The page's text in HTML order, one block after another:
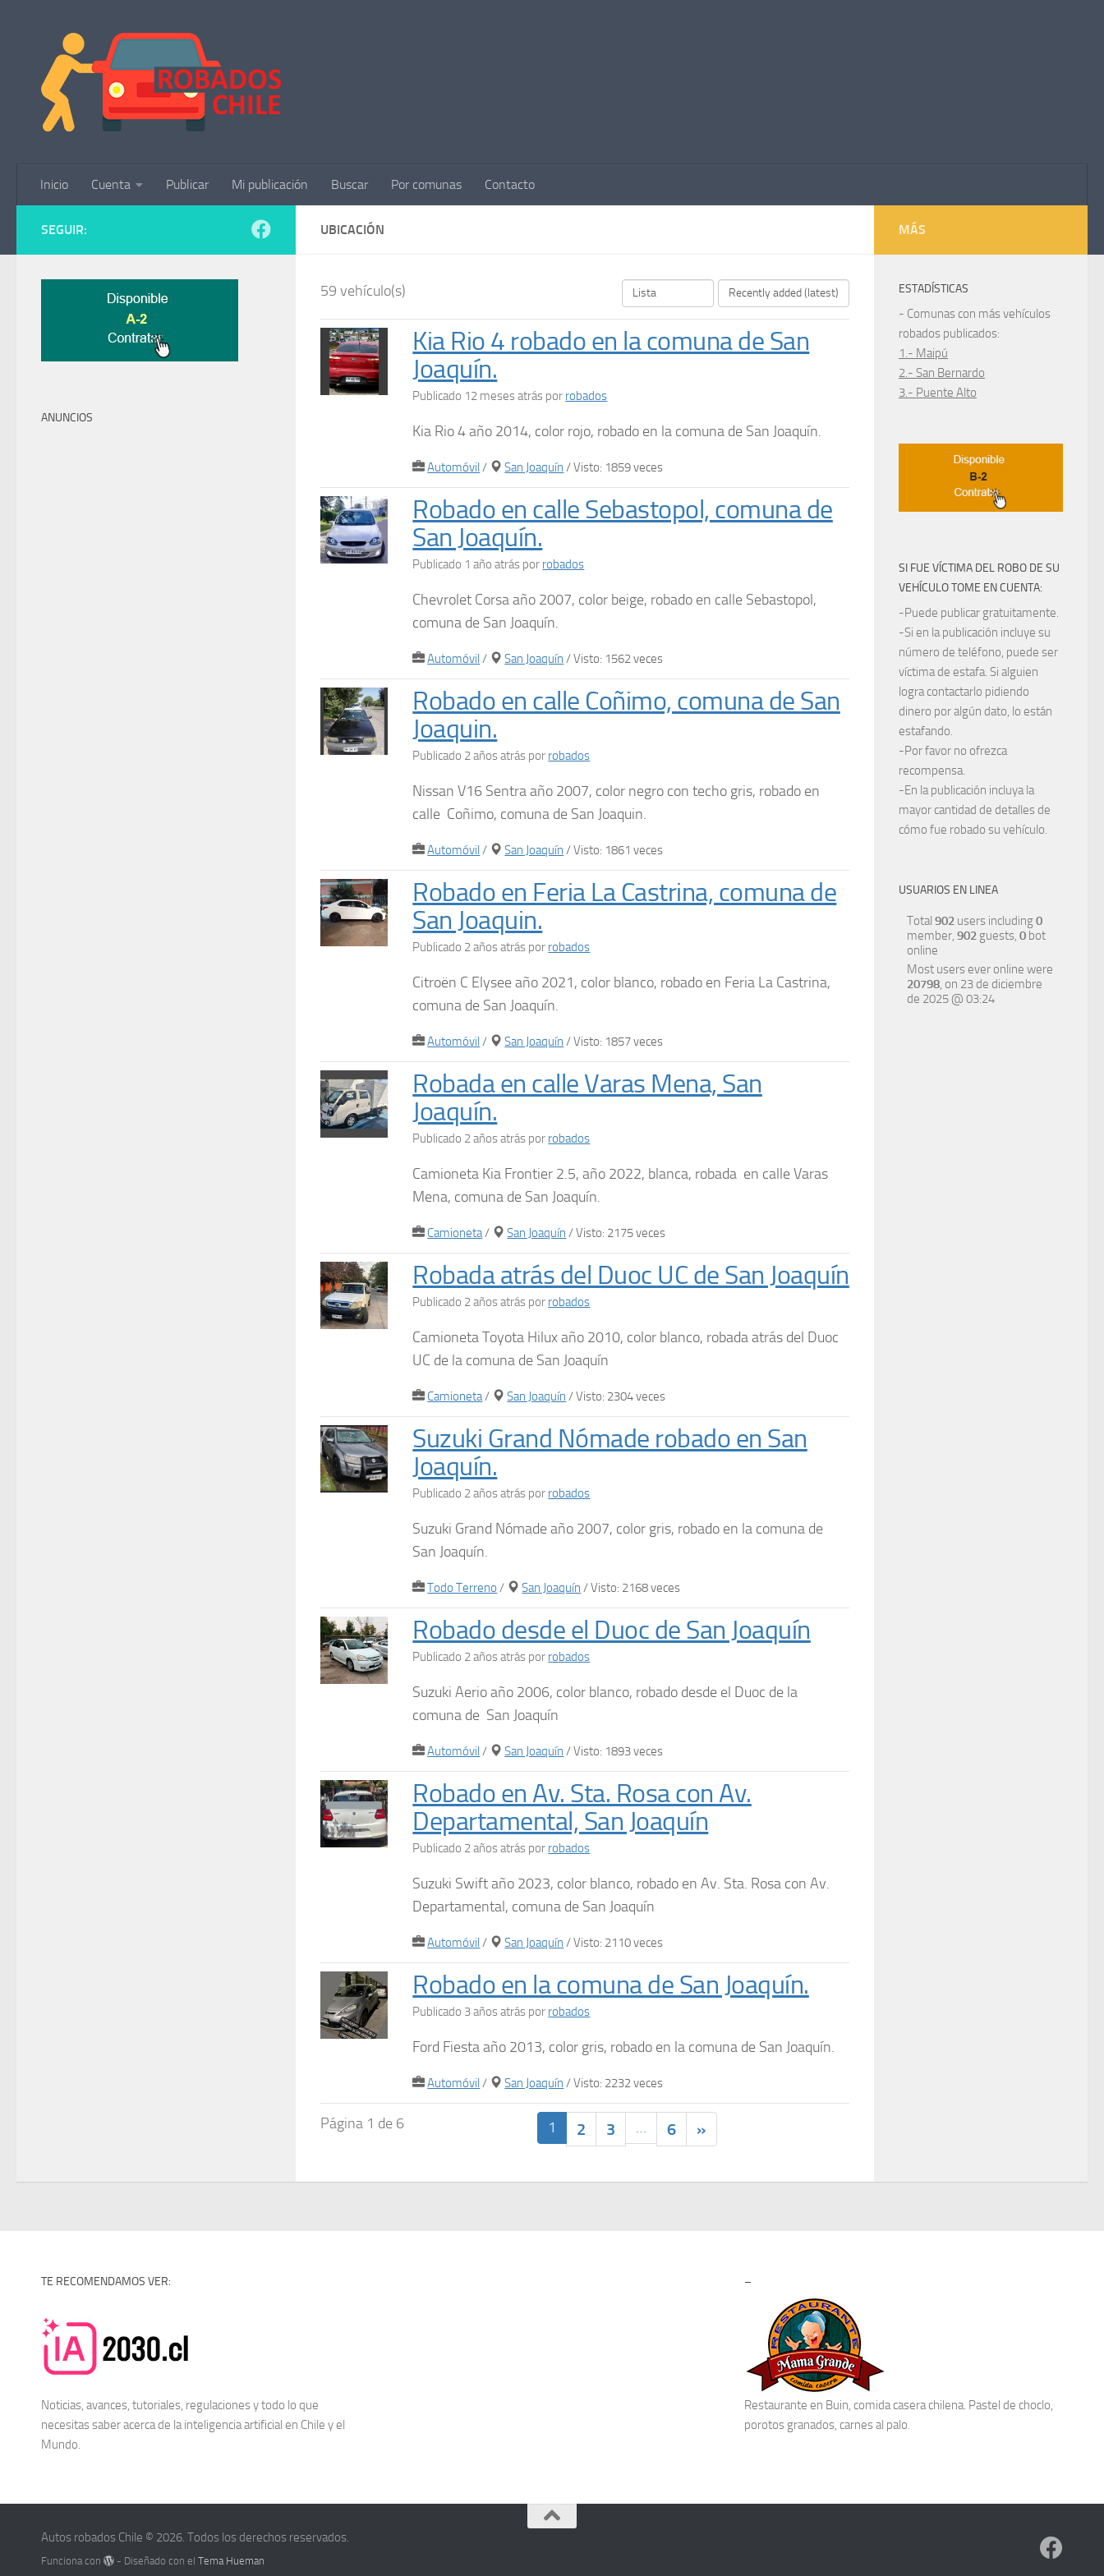
Inicio Cuenta Publicar Mi publicación Buscar Por comunas Contacto
UBICACIÓN
59 vehículo(s)
Kia Rio 4 robado en la comuna de San
Joaquín.
Publicado 12 meses atrás por robados
Kia Rio 4 año 2014, color rojo, robado en la comuna de San Joaquín.
Automóvil / San Joaquín / Visto: 1859 veces
Robado en calle Sebastopol, comuna de
San Joaquín.
Publicado 1 año atrás por robados
Chevrolet Corsa año 2007, color beige, robado en calle Sebastopol,
comuna de San Joaquín.
Automóvil / San Joaquín / Visto: 1562 veces
Robado en calle Coñimo, comuna de San
Joaquin.
Publicado 2 años atrás por robados
Nissan V16 Sentra año 2007, color negro con techo gris, robado en
calle Coñimo, comuna de San Joaquin.
Automóvil / San Joaquín / Visto: 1861 veces
Robado en Feria La Castrina, comuna de
San Joaquin.
Publicado 2 años atrás por robados
Citroën C Elysee año 2021, color blanco, robado en Feria La Castrina,
comuna de San Joaquín.
Automóvil / San Joaquín / Visto: 1857 veces
Robada en calle Varas Mena, San
Joaquín.
Publicado 2 años atrás por robados
Camioneta Kia Frontier 2.5, año 2022, blanca, robada en calle Varas
Mena, comuna de San Joaquín.
Camioneta/ San Joaquín / Visto: 2175 veces
Robada atrás del Duoc UC de San Joaquín
Publicado 2 años atrás por robados
Camioneta Toyota Hilux año 2010, color blanco, robada atrás del Duoc
UC de la comuna de San Joaquín
Camioneta/ San Joaquín / Visto: 2304 veces
Suzuki Grand Nómade robado en San
Joaquín.
Publicado 2 años atrás por robados
Suzuki Grand Nómade año 2007, color gris, robado en la comuna de
San Joaquín.
Todo Terreno / San Joaquín / Visto: 2168 veces
Robado desde el Duoc de San Joaquín
Publicado 2 años atrás por robados
Suzuki Aerio año 2006, color blanco, robado desde el Duoc de la
comuna de San Joaquín
Automóvil / San Joaquín / Visto: 1893 veces
Robado en Av. Sta. Rosa con Av.
Departamental, San Joaquín
Publicado 2 años atrás por robados
Suzuki Swift año 2023, color blanco, robado en Av. Sta. Rosa con Av.
Departamental, comuna de San Joaquín
Automóvil / San Joaquín / Visto: 2110 veces
Robado en la comuna de San Joaquín.
Publicado 3 años atrás por robados
Ford Fiesta año 2013, color gris, robado en la comuna de San Joaquín.
Automóvil / San Joaquín / Visto: 2232 veces
Página 1 de 6 1 2 3 … 6 »
SEGUIR:
ANUNCIOS
MÁS
ESTADÍSTICAS
- Comunas con más vehículos
robados publicados:
1.- Maipú
2.- San Bernardo
3.- Puente Alto
SI FUE VÍCTIMA DEL ROBO DE SU
VEHÍCULO TOME EN CUENTA:
-Puede publicar gratuitamente.
-Si en la publicación incluye su
número de teléfono, puede ser
víctima de estafa. Si alguien
logra contactarlo pidiendo
dinero por algún dato, lo están
estafando.
-Por favor no ofrezca
recompensa.
-En la publicación incluya la
mayor cantidad de detalles de
cómo fue robado su vehículo.
USUARIOS EN LINEA
Total 902 users including0
member, 902 guests, 0 bot
online
Most users ever online were
20798, on 23 de diciembre
de 2025 @ 03:24
TE RECOMENDAMOS VER:
Noticias, avances, tutoriales, regulaciones y todo lo que
necesitas saber acerca de lainteligencia artificial en Chile y el
Mundo.
–
Restaurante en Buin, comida casera chilena. Pastel de choclo,
porotos granados, carnes al palo.
Autos robados Chile © 2026. Todos los derechos reservados.
Funciona con - Diseñado con elTema Hueman